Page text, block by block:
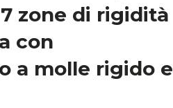
zone di rigidità
con
a molle rigido e